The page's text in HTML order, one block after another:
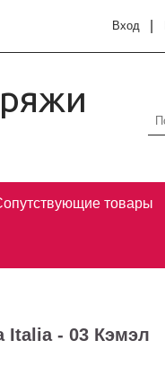
Вход
товары
Italia - 03 Кэмэл